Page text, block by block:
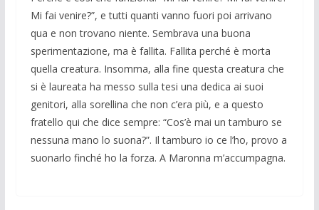
Mi fai venire?”, e tut­ti quanti vanno fuori poi arrivano
qua e non trovano niente. Sembrava una buona
sperimentazione, ma è fallita. Fallita per­ché è morta
quella creatura. Insomma, alla fine questa creatura che
si è laureata ha messo sulla tesi una dedica ai suoi
genito­ri, alla sorellina che non c’era più, e a questo
fratello qui che dice sempre: “Cos’è mai un tamburo se
nessuna mano lo suona?”. Il tamburo io ce l’ho, provo a
suonarlo finché ho la forza. A Maronna m’accumpagna.